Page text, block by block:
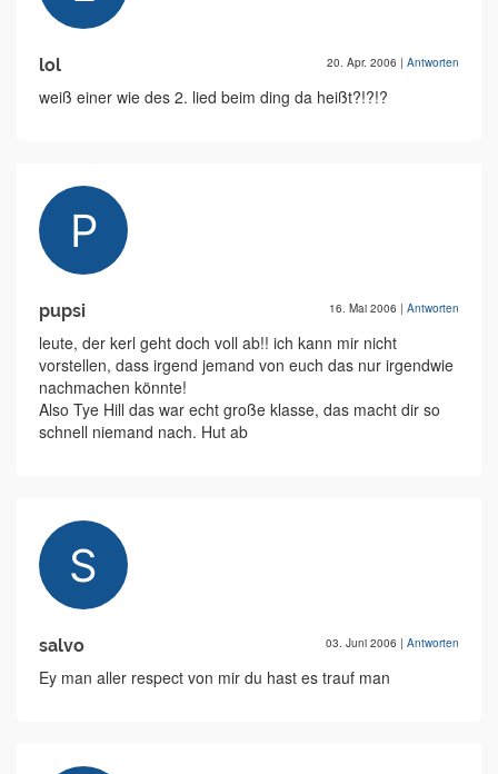
lol 20. Apr. 2006 | Antworten
weiß einer wie des 2. lied beim ding da heißt?!?!?
pupsi 16. Mai 2006 | Antworten
leute, der kerl geht doch voll ab!! ich kann mir nicht
vorstellen, dass irgend jemand von euch das nur irgendwie
nachmachen könnte!
Also Tye Hill das war echt große klasse, das macht dir so
schnell niemand nach. Hut ab
salvo 03. Juni 2006 | Antworten
Ey man aller respect von mir du hast es trauf man